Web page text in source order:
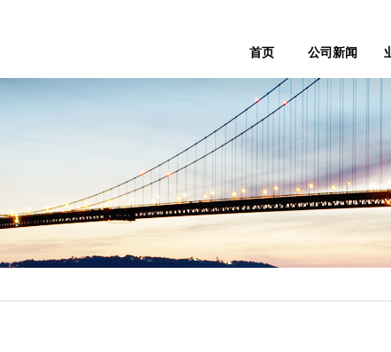
公司新闻
首页